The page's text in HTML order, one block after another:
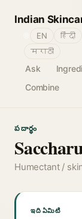
Indian
Ask
Combine
EN हिंदी
मराठी
పదార్థం
Humectant /
ఇది ఏమిటి